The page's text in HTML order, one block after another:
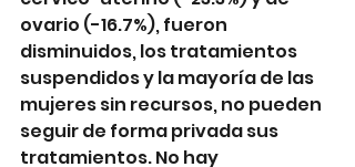
ovario (-16.7%), fueron
disminuidos, los tratamientos
suspendidos y la mayoría de las
mujeres sin recursos, no pueden
seguir de forma privada sus
tratamientos. No hay